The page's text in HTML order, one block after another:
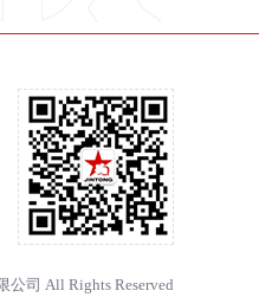
司 All Rights Reserved